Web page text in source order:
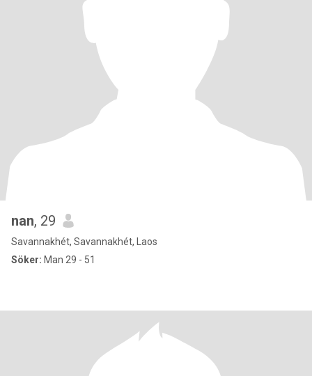
nan, 29
Savannakhét, Savannakhét, Laos
Söker: Man 29 - 51